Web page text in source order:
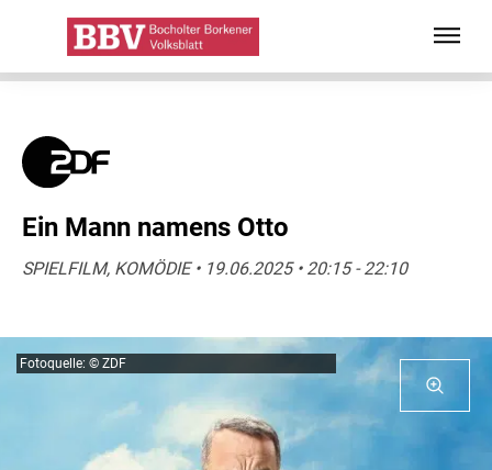
Ein Mann namens Otto
SPIELFILM, KOMÖDIE • 19.06.2025 • 20:15 - 22:10
Fotoquelle: © ZDF